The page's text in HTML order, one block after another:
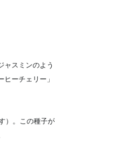
ャスミンのよう
ーチェリー」
）。この種子が